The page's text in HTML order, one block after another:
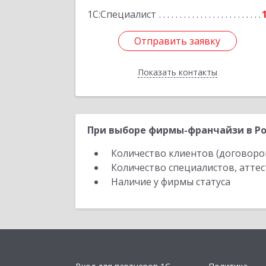
1С:Специалист
1
Отправить заявку
Показать контакты
Отправить заявку
Назад
При выборе фирмы-франчайзи в
Количество клиентов
Количество специалистов,
Наличие у фирмы статуса